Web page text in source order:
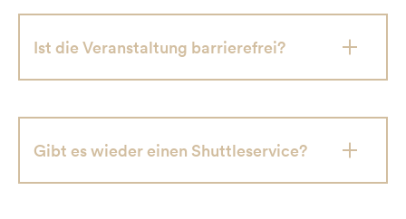
Ist die Veranstaltung barrierefrei?
Gibt es wieder einen Shuttleservice?